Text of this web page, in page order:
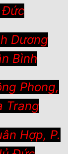
Đức
Dương
Bình
Phong,
Trang
Hợp, P.